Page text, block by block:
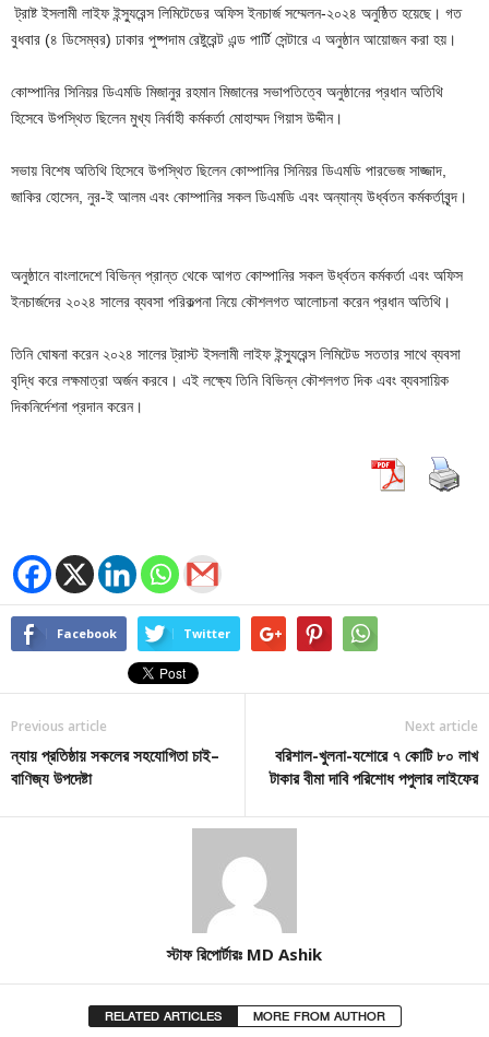
ট্রাষ্ট ইসলামী লাইফ ইন্স্যুরেন্স লিমিটেডের অফিস ইনচার্জ সম্মেলন-২০২৪ অনুষ্ঠিত হয়েছে। গত
বুধবার (৪ ডিসেম্বর) ঢাকার পুষ্পদাম রেষ্টুরেন্ট এন্ড পার্টি সেন্টারে এ অনুষ্ঠান আয়োজন করা হয়।
কোম্পানির সিনিয়র ডিএমডি মিজানুর রহমান মিজানের সভাপতিত্বে অনুষ্ঠানের প্রধান অতিথি
হিসেবে উপস্থিত ছিলেন মুখ্য নির্বাহী কর্মকর্তা মোহাম্মদ গিয়াস উদ্দীন।
সভায় বিশেষ অতিথি হিসেবে উপস্থিত ছিলেন কোম্পানির সিনিয়র ডিএমডি পারভেজ সাজ্জাদ,
জাকির হোসেন, নুর-ই আলম এবং কোম্পানির সকল ডিএমডি এবং অন্যান্য উর্ধ্বতন কর্মকর্তাবৃন্দ।
অনুষ্ঠানে বাংলাদেশে বিভিন্ন প্রান্ত থেকে আগত কোম্পানির সকল উর্ধ্বতন কর্মকর্তা এবং অফিস
ইনচার্জদের ২০২৪ সালের ব্যবসা পরিকল্পনা নিয়ে কৌশলগত আলোচনা করেন প্রধান অতিথি।
তিনি ঘোষনা করেন ২০২৪ সালের ট্রাস্ট ইসলামী লাইফ ইন্স্যুরেন্স লিমিটেড সততার সাথে ব্যবসা
বৃদ্ধি করে লক্ষমাত্রা অর্জন করবে। এই লক্ষ্যে তিনি বিভিন্ন কৌশলগত দিক এবং ব্যবসায়িক
দিকনির্দেশনা প্রদান করেন।
Facebook Twitter
Previous article
ন্যায় প্রতিষ্ঠায় সকলের সহযোগিতা চাই–
বাণিজ্য উপদেষ্টা
Next article
বরিশাল-খুলনা-যশোরে ৭ কোটি ৮০ লাখ
টাকার বীমা দাবি পরিশোধ পপুলার লাইফের
স্টাফ রিপোর্টারঃ MD Ashik
RELATED ARTICLES MORE FROM AUTHOR